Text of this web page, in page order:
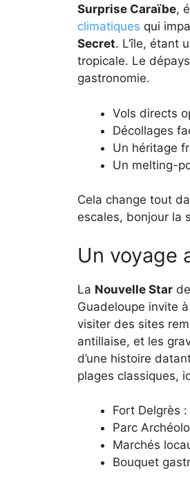
Surprise Caraïbe,
climatiques qui
Secret. L’île, étant
tropicale. Le
gastronomie.
Vols directs
Décollages
Un héritage
Un melting-
Cela change tout
escales, bonjour la
Un voyage
La Nouvelle Star
Guadeloupe invite
visiter des sites
antillaise, et les
d’une histoire
plages classiques,
Fort Delgrès
Parc
Marchés
Bouquet